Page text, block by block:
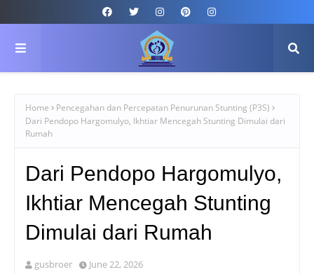
Home
Pencegahan dan Percepatan Penurunan Stunting (P3S)
Dari Pendopo Hargomulyo, Ikhtiar Mencegah Stunting Dimulai dari
Rumah
Dari Pendopo Hargomulyo,
Ikhtiar Mencegah Stunting
Dimulai dari Rumah
gusbroer June 22, 2026